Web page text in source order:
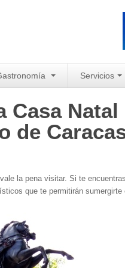
Servicios
Casa
de
la pena visitar. Si te
que te permitirán sumergirte